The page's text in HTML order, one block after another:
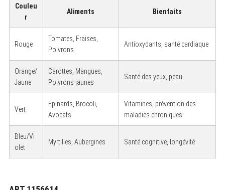
Couleu
r
Aliments Bienfaits
Rouge
Tomates, Fraises,
Poivrons
Antioxydants, santé cardiaque
Orange/
Jaune
Carottes, Mangues,
Poivrons jaunes
Santé des yeux, peau
Vert
Epinards, Brocoli,
Avocats
Vitamines, prévention des
maladies chroniques
Bleu/Vi
olet
Myrtilles, Aubergines Santé cognitive, longévité